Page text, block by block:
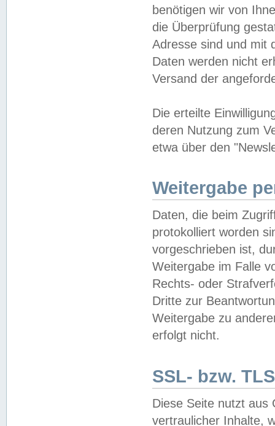
benötigen wir von
die Überprüfung
Adresse sind und mit
Daten werden nicht
Versand der
Die erteilte
deren Nutzung zum
etwa über den
Weitergabe
Daten, die beim
protokolliert worden
vorgeschrieben ist,
Weitergabe im Falle
Rechts- oder
Dritte zur
Weitergabe zu
erfolgt nicht.
SSL- bzw.
Diese Seite nutzt aus
vertraulicher Inhalte,